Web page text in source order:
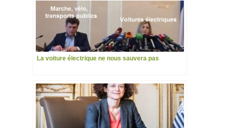
La voiture électrique ne nous sauvera pas